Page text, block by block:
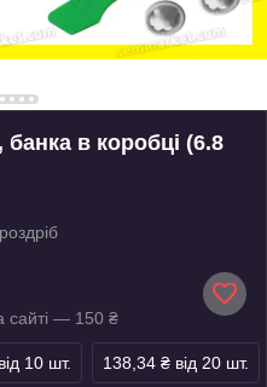
банка в коробці (6.8
сайті — 150 ₴
від 10 шт. 138,34 ₴ від 20 шт.